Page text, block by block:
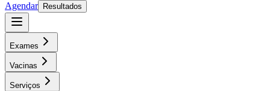
Agendar
Resultados
Exames
Vacinas
Serviços